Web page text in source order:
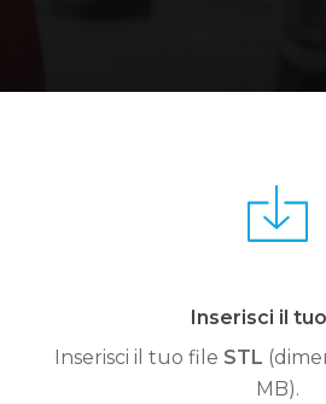
Inserisci il
Inserisci il tuo file STL
MB).